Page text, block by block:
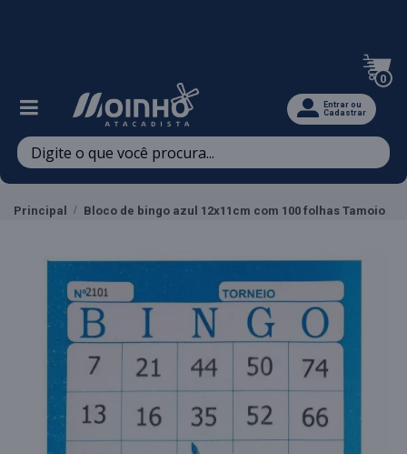
0
Entrar ou
Cadastrar
Principal Bloco de bingo azul 12x11cm com 100 folhas Tamoio